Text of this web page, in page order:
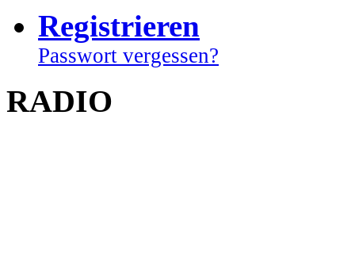
Registrieren
Passwort vergessen?
RADIO